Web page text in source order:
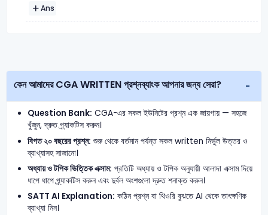
Ans
কেন আমাদের CGA WRITTEN প্রশ্নব্যাংক আপনার জন্য সেরা?
Question Bank: CGA-এর সকল ইউনিটের প্রশ্ন এক জায়গায় — সহজে
খুঁজুন, দ্রুত প্র্যাকটিস করুন।
বিগত ২০ বছরের প্রশ্ন: শুরু থেকে বর্তমান পর্যন্ত সকল written নির্ভুল উত্তর ও
ব্যাখ্যাসহ সাজানো।
অধ্যায় ও টপিক ভিত্তিক এক্সাম: প্রতিটি অধ্যায় ও টপিক অনুযায়ী আলাদা এক্সাম দিয়ে
ধাপে ধাপে প্র্যাকটিস করুন এবং দুর্বল অংশগুলো দ্রুত শনাক্ত করুন।
SATT AI Explanation: কঠিন প্রশ্ন বা থিওরি বুঝতে AI থেকে তাৎক্ষণিক
ব্যাখ্যা নিন।